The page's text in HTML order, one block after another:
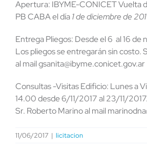
Apertura: IBYME-CONICET Vuelta
PB CABA el día1 de diciembre de
Entrega Pliegos: Desde el 6 al 16 de
Los pliegos se entregarán sin costo.
al mail gsanita@ibyme.conicet.gov.ar
Consultas -Visitas Edificio: Lunes a
14.00 desde 6/11/2017 al 23/11/
Sr. Roberto Marino al mail
11/06/2017 | licitacion